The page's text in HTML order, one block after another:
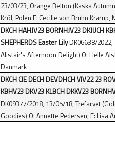
23/03/23, Orange Belton (Kaska
Król, Polen E: Cecilie von Bruhn Krarup,
DKCH HAHJV23 BORNHJV23 DKJUCH
SHEPHERDS Easter LilyDK06638/
Alistair's Afternoon Delight) O: Helle
Danmark
DKCH CIE DECH DEVDHCH VIV22 23
KBHV23 DKV23 KLBCH DKKV23
DK09377/2018, 13/05/18, Trefarvet
Goodies) O: Annette Pedersen, E: Lisa